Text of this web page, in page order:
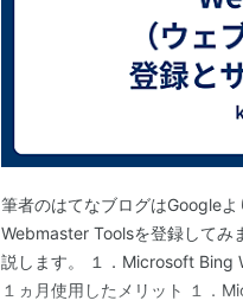
筆者のはてなブログはGoogle
Webmaster Toolsを登録してみ
説します。 １．Microsoft Bing
１ヵ月使用したメリット １．